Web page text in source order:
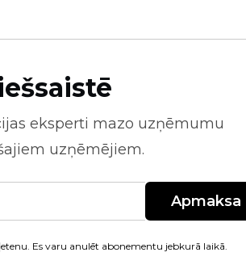
eksperti mazo uzņēmumu
uzņēmējiem.
Apmaksa
Es varu anulēt abonementu jebkurā laikā.